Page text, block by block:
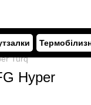
Turq
Hyper